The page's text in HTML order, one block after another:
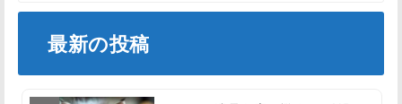
最新の投稿